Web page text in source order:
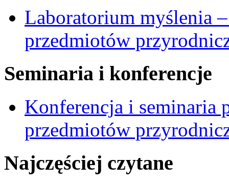
Laboratorium myślenia
przedmiotów
Seminaria i konferencje
Konferencja i seminaria
przedmiotów
Najczęściej czytane